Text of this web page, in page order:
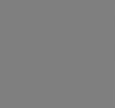
automatiques